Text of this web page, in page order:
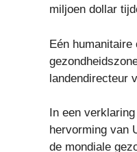
miljoen dollar
Eén
landendirecteur
In een
hervorming van
de mondiale